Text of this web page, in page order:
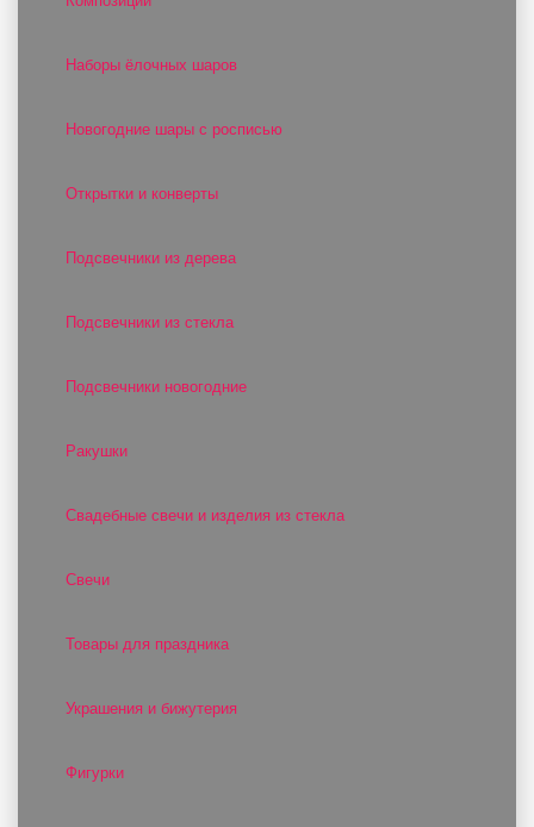
Наборы ёлочных шаров
Новогодние шары с росписью
Открытки и конверты
Подсвечники из дерева
Подсвечники из стекла
Подсвечники новогодние
Ракушки
Свадебные свечи и изделия из стекла
Свечи
Товары для праздника
Украшения и бижутерия
Фигурки